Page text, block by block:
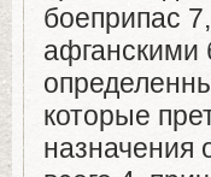
боеприпас
афганскими
которые
назначения